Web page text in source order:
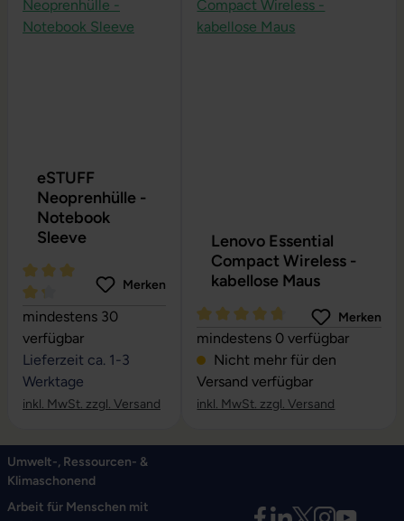
eSTUFF
Neoprenhülle -
Notebook
Sleeve
Durchschnittliche Bewertung von 4.24 von 5 Sternen
Merken
mindestens 30
verfügbar
Lieferzeit ca. 1-3
Werktage
inkl. MwSt. zzgl. Versand
Lenovo Essential
Compact Wireless -
kabellose Maus
Durchschnittliche Bewertung
Merken
mindestens 0 verfügbar
Nicht mehr für den
Versand verfügbar
inkl. MwSt. zzgl. Versand
Umwelt-, Ressourcen- &
Klimaschonend
Arbeit für Menschen mit